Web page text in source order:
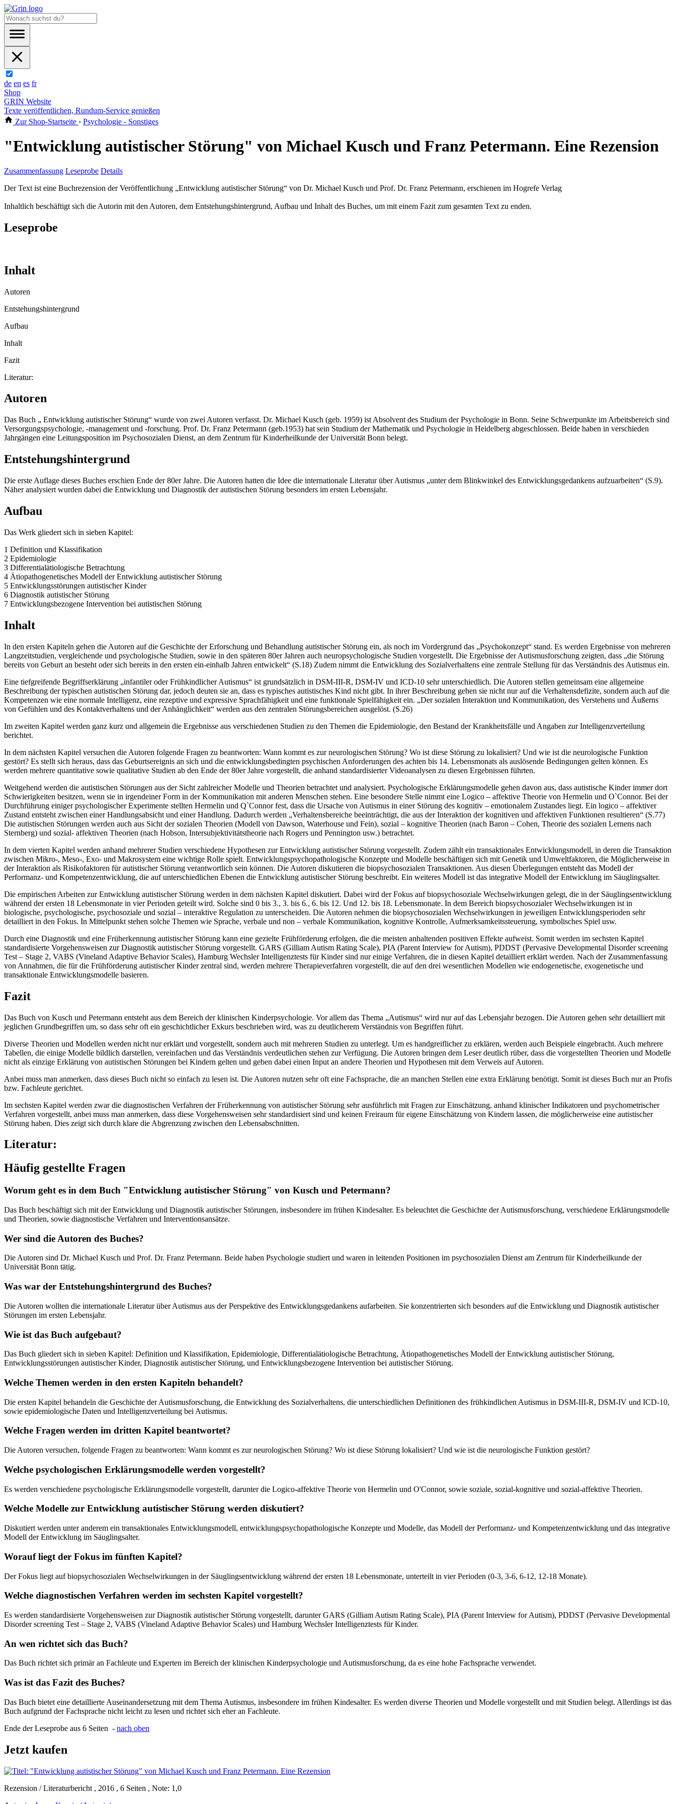
de en es fr
Shop
GRIN Website
Texte veröffentlichen, Rundum-Service genießen
Zur Shop-Startseite › Psychologie - Sonstiges
"Entwicklung autistischer Störung" von Michael Kusch und Franz Petermann. Eine Rezension
Zusammenfassung Leseprobe Details
Der Text ist eine Buchrezension der Veröffentlichung „Entwicklung autistischer Störung“ von Dr. Michael Kusch und Prof. Dr. Franz Petermann, erschienen im Hogrefe Verlag
Inhaltlich beschäftigt sich die Autorin mit den Autoren, dem Entstehungshintergrund, Aufbau und Inhalt des Buches, um mit einem Fazit zum gesamten Text zu enden.
Leseprobe
Inhalt
Autoren
Entstehungshintergrund
Aufbau
Inhalt
Fazit
Literatur:
Autoren
Das Buch „ Entwicklung autistischer Störung“ wurde von zwei Autoren verfasst. Dr. Michael Kusch (geb. 1959) ist Absolvent des Studium der Psychologie in Bonn. Seine Schwerpunkte im Arbeitsbereich sind
Versorgungspsychologie, -management und -forschung. Prof. Dr. Franz Petermann (geb.1953) hat sein Studium der Mathematik und Psychologie in Heidelberg abgeschlossen. Beide haben in verschieden
Jahrgängen eine Leitungsposition im Psychosozialen Dienst, an dem Zentrum für Kinderheilkunde der Universität Bonn belegt.
Entstehungshintergrund
Die erste Auflage dieses Buches erschien Ende der 80er Jahre. Die Autoren hatten die Idee die internationale Literatur über Autismus „unter dem Blinkwinkel des Entwicklungsgedankens aufzuarbeiten“ (S.9).
Näher analysiert wurden dabei die Entwicklung und Diagnostik der autistischen Störung besonders im ersten Lebensjahr.
Aufbau
Das Werk gliedert sich in sieben Kapitel:
1 Definition und Klassifikation
2 Epidemiologie
3 Differentialätiologische Betrachtung
4 Ätiopathogenetisches Modell der Entwicklung autistischer Störung
5 Entwicklungsstörungen autistischer Kinder
6 Diagnostik autistischer Störung
7 Entwicklungsbezogene Intervention bei autistischen Störung
Inhalt
In den ersten Kapiteln gehen die Autoren auf die Geschichte der Erforschung und Behandlung autistischer Störung ein, als noch im Vordergrund das „Psychokonzept“ stand. Es werden Ergebnisse von mehreren
Langzeitstudien, vergleichende und psychologische Studien, sowie in den späteren 80er Jahren auch neuropsychologische Studien vorgestellt. Die Ergebnisse der Autismusforschung zeigten, dass „die Störung
bereits von Geburt an besteht oder sich bereits in den ersten ein-einhalb Jahren entwickelt“ (S.18) Zudem nimmt die Entwicklung des Sozialverhaltens eine zentrale Stellung für das Verständnis des Autismus ein.
Eine tiefgreifende Begriffserklärung „infantiler oder Frühkindlicher Autismus“ ist grundsätzlich in DSM-III-R, DSM-IV und ICD-10 sehr unterschiedlich. Die Autoren stellen gemeinsam eine allgemeine
Beschreibung der typischen autistischen Störung dar, jedoch deuten sie an, dass es typisches autistisches Kind nicht gibt. In ihrer Beschreibung gehen sie nicht nur auf die Verhaltensdefizite, sondern auch auf die
Kompetenzen wie eine normale Intelligenz, eine rezeptive und expressive Sprachfähigkeit und eine funktionale Spielfähigkeit ein. „Der sozialen Interaktion und Kommunikation, des Verstehens und Äußerns
von Gefühlen und des Kontaktverhaltens und der Anhänglichkeit“ werden aus den zentralen Störungsbereichen ausgelöst. (S.26)
Im zweiten Kapitel werden ganz kurz und allgemein die Ergebnisse aus verschiedenen Studien zu den Themen die Epidemiologie, den Bestand der Krankheitsfälle und Angaben zur Intelligenzverteilung
berichtet.
In dem nächsten Kapitel versuchen die Autoren folgende Fragen zu beantworten: Wann kommt es zur neurologischen Störung? Wo ist diese Störung zu lokalisiert? Und wie ist die neurologische Funktion
gestört? Es stellt sich heraus, dass das Geburtsereignis an sich und die entwicklungsbedingten psychischen Anforderungen des achten bis 14. Lebensmonats als auslösende Bedingungen gelten können. Es
werden mehrere quantitative sowie qualitative Studien ab den Ende der 80er Jahre vorgestellt, die anhand standardisierter Videoanalysen zu diesen Ergebnissen führten.
Weitgehend werden die autistischen Störungen aus der Sicht zahlreicher Modelle und Theorien betrachtet und analysiert. Psychologische Erklärungsmodelle gehen davon aus, dass autistische Kinder immer dort
Schwierigkeiten besitzen, wenn sie in irgendeiner Form in der Kommunikation mit anderen Menschen stehen. Eine besondere Stelle nimmt eine Logico – affektive Theorie von Hermelin und O`Connor. Bei der
Durchführung einiger psychologischer Experimente stellten Hermelin und Q`Connor fest, dass die Ursache von Autismus in einer Störung des kognitiv – emotionalem Zustandes liegt. Ein logico – affektiver
Zustand entsteht zwischen einer Handlungsabsicht und einer Handlung. Dadurch werden „Verhaltensbereiche beeinträchtigt, die aus der Interaktion der kognitiven und affektiven Funktionen resultieren“ (S.77)
Die autistischen Störungen werden auch aus Sicht der sozialen Theorien (Modell von Dawson, Waterhouse und Fein), sozial – kognitive Theorien (nach Baron – Cohen, Theorie des sozialen Lernens nach
Sternberg) und sozial- affektiven Theorien (nach Hobson, Intersubjektivitätstheorie nach Rogers und Pennington usw.) betrachtet.
In dem vierten Kapitel werden anhand mehrerer Studien verschiedene Hypothesen zur Entwicklung autistischer Störung vorgestellt. Zudem zählt ein transaktionales Entwicklungsmodell, in deren die Transaktion
zwischen Mikro-, Meso-, Exo- und Makrosystem eine wichtige Rolle spielt. Entwicklungspsychopathologische Konzepte und Modelle beschäftigen sich mit Genetik und Umweltfaktoren, die Möglicherweise in
der Interaktion als Risikofaktoren für autistischer Störung verantwortlich sein können. Die Autoren diskutieren die biopsychosozialen Transaktionen. Aus diesen Überlegungen entsteht das Modell der
Performanz- und Kompetenzentwicklung, die auf unterschiedlichen Ebenen die Entwicklung autistischer Störung beschreibt. Ein weiteres Modell ist das integrative Modell der Entwicklung im Säuglingsalter.
Die empirischen Arbeiten zur Entwicklung autistischer Störung werden in dem nächsten Kapitel diskutiert. Dabei wird der Fokus auf biopsychosoziale Wechselwirkungen gelegt, die in der Säuglingsentwicklung
während der ersten 18 Lebensmonate in vier Perioden geteilt wird. Solche sind 0 bis 3., 3. bis 6., 6. bis 12. Und 12. bis 18. Lebensmonate. In dem Bereich biopsychosozialer Wechselwirkungen ist in
biologische, psychologische, psychosoziale und sozial – interaktive Regulation zu unterscheiden. Die Autoren nehmen die biopsychosozialen Wechselwirkungen in jeweiligen Entwicklungsperioden sehr
detailliert in den Fokus. In Mittelpunkt stehen solche Themen wie Sprache, verbale und non – verbale Kommunikation, kognitive Kontrolle, Aufmerksamkeitssteuerung, symbolisches Spiel usw.
Durch eine Diagnostik und eine Früherkennung autistischer Störung kann eine gezielte Frühförderung erfolgen, die die meisten anhaltenden positiven Effekte aufweist. Somit werden im sechsten Kapitel
standardisierte Vorgehensweisen zur Diagnostik autistischer Störung vorgestellt. GARS (Gilliam Autism Rating Scale), PIA (Parent Interview for Autism), PDDST (Pervasive Developmental Disorder screening
Test – Stage 2, VABS (Vineland Adaptive Behavior Scales), Hamburg Wechsler Intelligenztests für Kinder sind nur einige Verfahren, die in diesen Kapitel detailliert erklärt werden. Nach der Zusammenfassung
von Annahmen, die für die Frühförderung autistischer Kinder zentral sind, werden mehrere Therapieverfahren vorgestellt, die auf den drei wesentlichen Modellen wie endogenetische, exogenetische und
transaktionale Entwicklungsmodelle basieren.
Fazit
Das Buch von Kusch und Petermann entsteht aus dem Bereich der klinischen Kinderpsychologie. Vor allem das Thema „Autismus“ wird nur auf das Lebensjahr bezogen. Die Autoren gehen sehr detailliert mit
jeglichen Grundbegriffen um, so dass sehr oft ein geschichtlicher Exkurs beschrieben wird, was zu deutlicherem Verständnis von Begriffen führt.
Diverse Theorien und Modellen werden nicht nur erklärt und vorgestellt, sondern auch mit mehreren Studien zu unterlegt. Um es handgreiflicher zu erklären, werden auch Beispiele eingebracht. Auch mehrere
Tabellen, die einige Modelle bildlich darstellen, vereinfachen und das Verständnis verdeutlichen stehen zur Verfügung. Die Autoren bringen dem Leser deutlich rüber, dass die vorgestellten Theorien und Modelle
nicht als einzige Erklärung von autistischen Störungen bei Kindern gelten und geben dabei einen Input an andere Theorien und Hypothesen mit dem Verweis auf Autoren.
Anbei muss man anmerken, dass dieses Buch nicht so einfach zu lesen ist. Die Autoren nutzen sehr oft eine Fachsprache, die an manchen Stellen eine extra Erklärung benötigt. Somit ist dieses Buch nur an Profis
bzw. Fachleute gerichtet.
Im sechsten Kapitel werden zwar die diagnostischen Verfahren der Früherkennung von autistischer Störung sehr ausführlich mit Fragen zur Einschätzung, anhand klinischer Indikatoren und psychometrischer
Verfahren vorgestellt, anbei muss man anmerken, dass diese Vorgehensweisen sehr standardisiert sind und keinen Freiraum für eigene Einschätzung von Kindern lassen, die möglicherweise eine autistischer
Störung haben. Dies zeigt sich durch klare die Abgrenzung zwischen den Lebensabschnitten.
Literatur:
Häufig gestellte Fragen
Worum geht es in dem Buch "Entwicklung autistischer Störung" von Kusch und Petermann?
Das Buch beschäftigt sich mit der Entwicklung und Diagnostik autistischer Störungen, insbesondere im frühen Kindesalter. Es beleuchtet die Geschichte der Autismusforschung, verschiedene Erklärungsmodelle
und Theorien, sowie diagnostische Verfahren und Interventionsansätze.
Wer sind die Autoren des Buches?
Die Autoren sind Dr. Michael Kusch und Prof. Dr. Franz Petermann. Beide haben Psychologie studiert und waren in leitenden Positionen im psychosozialen Dienst am Zentrum für Kinderheilkunde der
Universität Bonn tätig.
Was war der Entstehungshintergrund des Buches?
Die Autoren wollten die internationale Literatur über Autismus aus der Perspektive des Entwicklungsgedankens aufarbeiten. Sie konzentrierten sich besonders auf die Entwicklung und Diagnostik autistischer
Störungen im ersten Lebensjahr.
Wie ist das Buch aufgebaut?
Das Buch gliedert sich in sieben Kapitel: Definition und Klassifikation, Epidemiologie, Differentialätiologische Betrachtung, Ätiopathogenetisches Modell der Entwicklung autistischer Störung,
Entwicklungsstörungen autistischer Kinder, Diagnostik autistischer Störung, und Entwicklungsbezogene Intervention bei autistischer Störung.
Welche Themen werden in den ersten Kapiteln behandelt?
Die ersten Kapitel behandeln die Geschichte der Autismusforschung, die Entwicklung des Sozialverhaltens, die unterschiedlichen Definitionen des frühkindlichen Autismus in DSM-III-R, DSM-IV und ICD-10,
sowie epidemiologische Daten und Intelligenzverteilung bei Autismus.
Welche Fragen werden im dritten Kapitel beantwortet?
Die Autoren versuchen, folgende Fragen zu beantworten: Wann kommt es zur neurologischen Störung? Wo ist diese Störung lokalisiert? Und wie ist die neurologische Funktion gestört?
Welche psychologischen Erklärungsmodelle werden vorgestellt?
Es werden verschiedene psychologische Erklärungsmodelle vorgestellt, darunter die Logico-affektive Theorie von Hermelin und O'Connor, sowie soziale, sozial-kognitive und sozial-affektive Theorien.
Welche Modelle zur Entwicklung autistischer Störung werden diskutiert?
Diskutiert werden unter anderem ein transaktionales Entwicklungsmodell, entwicklungspsychopathologische Konzepte und Modelle, das Modell der Performanz- und Kompetenzentwicklung und das integrative
Modell der Entwicklung im Säuglingsalter.
Worauf liegt der Fokus im fünften Kapitel?
Der Fokus liegt auf biopsychosozialen Wechselwirkungen in der Säuglingsentwicklung während der ersten 18 Lebensmonate, unterteilt in vier Perioden (0-3, 3-6, 6-12, 12-18 Monate).
Welche diagnostischen Verfahren werden im sechsten Kapitel vorgestellt?
Es werden standardisierte Vorgehensweisen zur Diagnostik autistischer Störung vorgestellt, darunter GARS (Gilliam Autism Rating Scale), PIA (Parent Interview for Autism), PDDST (Pervasive Developmental
Disorder screening Test – Stage 2, VABS (Vineland Adaptive Behavior Scales) und Hamburg Wechsler Intelligenztests für Kinder.
An wen richtet sich das Buch?
Das Buch richtet sich primär an Fachleute und Experten im Bereich der klinischen Kinderpsychologie und Autismusforschung, da es eine hohe Fachsprache verwendet.
Was ist das Fazit des Buches?
Das Buch bietet eine detaillierte Auseinandersetzung mit dem Thema Autismus, insbesondere im frühen Kindesalter. Es werden diverse Theorien und Modelle vorgestellt und mit Studien belegt. Allerdings ist das
Buch aufgrund der Fachsprache nicht leicht zu lesen und richtet sich eher an Fachleute.
Ende der Leseprobe aus 6 Seiten - nach oben
Jetzt kaufen
Rezension / Literaturbericht , 2016 , 6 Seiten , Note: 1,0